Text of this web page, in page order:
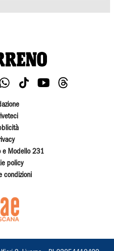
e Modello 231
policy
condizioni